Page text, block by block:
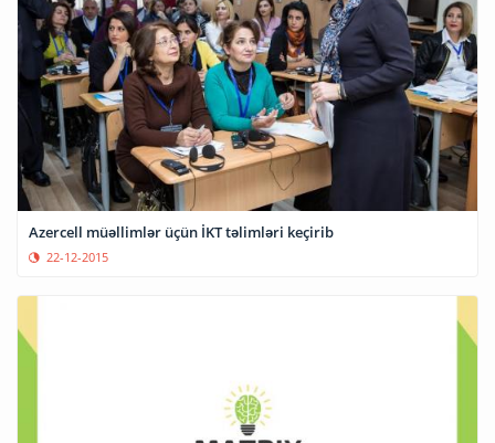
Azercell müəllimlər üçün İKT təlimləri keçirib
22-12-2015